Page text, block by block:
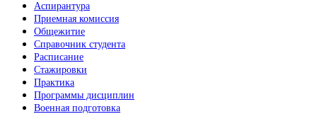
Аспирантура
Приемная комиссия
Общежитие
Справочник студента
Расписание
Стажировки
Практика
Программы дисциплин
Военная подготовка